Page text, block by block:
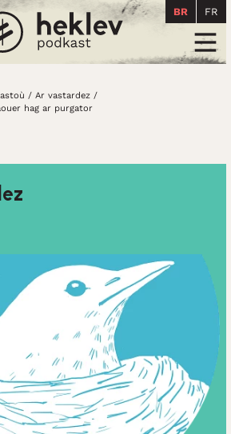
al lec’hienn
BR FR
/ Ar vastardez /
hag ar purgator